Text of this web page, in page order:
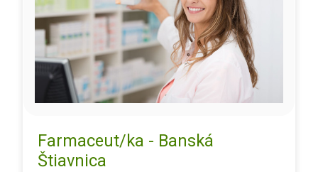
Farmaceut/ka - Banská
Štiavnica